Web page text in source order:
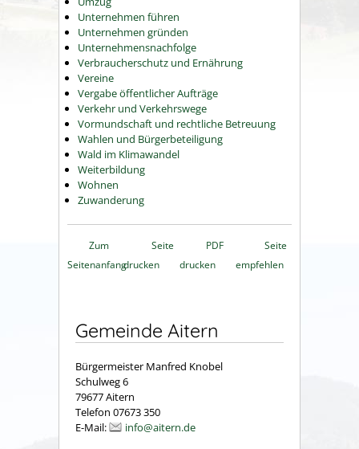
Unternehmen führen
Unternehmen gründen
Unternehmensnachfolge
Verbraucherschutz und Ernährung
Vereine
Vergabe öffentlicher Aufträge
Verkehr und Verkehrswege
Vormundschaft und rechtliche Betreuung
Wahlen und Bürgerbeteiligung
Wald im Klimawandel
Weiterbildung
Wohnen
Zuwanderung
Zum
Seitenanfang
Seite
drucken
PDF
drucken
Seite
empfehlen
Gemeinde Aitern
Bürgermeister Manfred Knobel
Schulweg 6
79677 Aitern
Telefon 07673 350
E-Mail:
info@aitern.de